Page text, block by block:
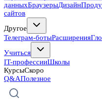
данныхБраузерыДизайн
сайтов
Другое
Телеграм-ботыРасширения
Учиться
IT-профессииШколы
КурсыСкоро
Q&AПолезное